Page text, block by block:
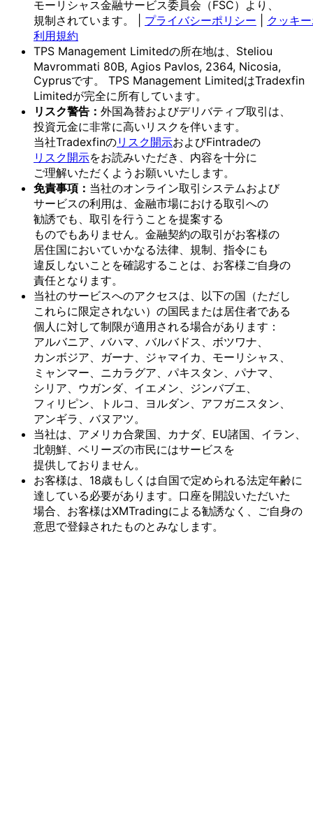
モーリシャス金融サービス委員会 （FSC）より、
規制されています。
プライバシーポリシー
クッキ
利用規約
TPS Management Limitedの所在地は、 Steliou
Mavrommati 80B, Agios Pavlos, 2364, Nicosia,
Cyprusです。
TPS Management LimitedはTradexfin
Limitedが完全に 所有しています。
リスク警告： 外国為替およびデリバティブ取引は、
投資元金に非常に高いリスクを伴います。
当社Tradexfinのリスク開示およびFintradeの
リスク開示をお読みいただき、 内容を十分に
ご理解いただく よう お願いいたします。
免責事項： 当社のオンライン取引システムおよび
サービスの利用は、 金融市場における取引への
勧誘でも、 取引を行う ことを提案する
ものでもありません。 金融契約の取引がお客様の
居住国においていかなる法律、 規制、 指令にも
違反しないことを確認する ことは、 お客様ご自身の
責任と なります。
当社のサービスへのアクセスは、 以下の国 （ただし
これらに限定されない）の国民または居住者である
個人に対して制限が適用される場合があります：
アルバニア、 バハマ、 バルバドス、 ボツワナ、
カンボジア、 ガーナ、 ジャマイカ、 モーリシャス、
ミャンマー、 ニカラグア、 パキスタン、 パナマ、
シリア、 ウガンダ、 イエメン、 ジンバブエ、
フィリピン、
トルコ、 ヨルダン、 アフガニスタン、
アンギラ、 バヌアツ。
当社は、 アメリカ合衆国、 カナダ、 EU諸国、 イラン、
北朝鮮、 ベリーズの市民にはサービスを
提供しておりません。
お客様は、 18歳も しくは自国で定められる法定年齢に
達している必要があります。 口座を開設いただいた
場合、 お客様はXMTradingに よる勧誘なく、 ご自身の
意思で登録された ものとみなします。